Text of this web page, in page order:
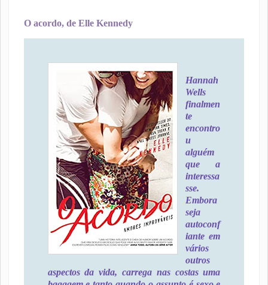
O acordo, de Elle Kennedy
Hannah
Wells
finalmen
te
encontro
u
alguém
que a
interessa
sse.
Embora
seja
autoconf
iante em
vários
outros
aspectos da vida, carrega nas costas uma